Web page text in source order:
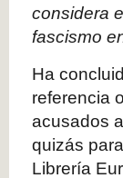
considera
fascismo
Ha
referencia
acusados
quizás
Librería